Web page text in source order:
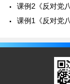
课例2《反对党
课例1《反对党